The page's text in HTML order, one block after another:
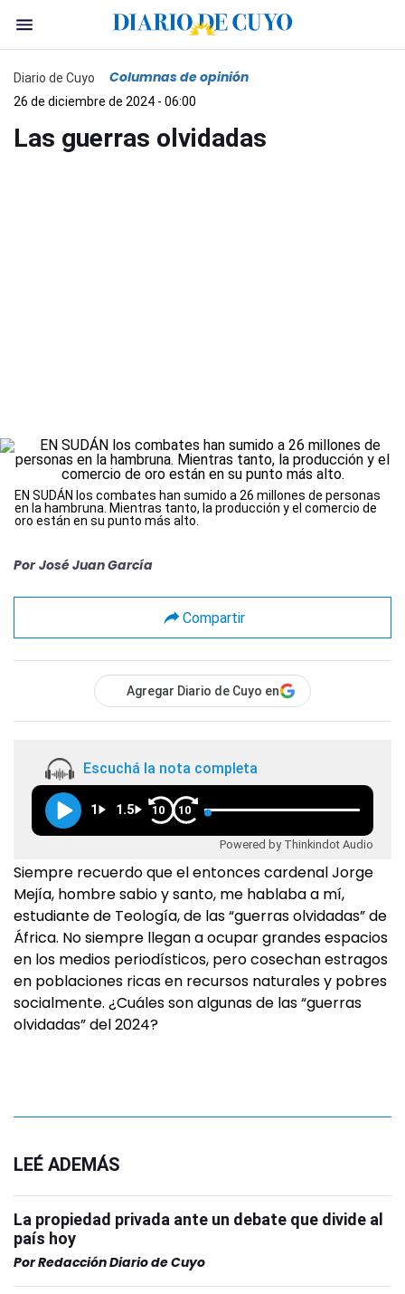
Diario de Cuyo Columnas de opinión
26 de diciembre de 2024 - 06:00
Las guerras olvidadas
EN SUDÁN los combates han sumido a 26 millones de personas
en la hambruna. Mientras tanto, la producción y el comercio de
oro están en su punto más alto.
Por José Juan García
Compartir
Agregar Diario de Cuyo en
Escuchá la nota completa
1 1.5 10 10
Powered by Thinkindot Audio
Siempre recuerdo que el entonces cardenal Jorge
Mejía, hombre sabio y santo, me hablaba a mí,
estudiante de Teología, de las “guerras olvidadas” de
África. No siempre llegan a ocupar grandes espacios
en los medios periodísticos, pero cosechan estragos
en poblaciones ricas en recursos naturales y pobres
socialmente. ¿Cuáles son algunas de las “guerras
olvidadas” del 2024?
LEÉ ADEMÁS
La propiedad privada ante un debate que divide al
país hoy
PorRedacción Diario de Cuyo